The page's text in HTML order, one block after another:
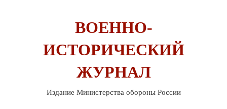
ВОЕННО-
ИСТОРИЧЕСКИЙ
ЖУРНАЛ
Издание Министерства обороны России